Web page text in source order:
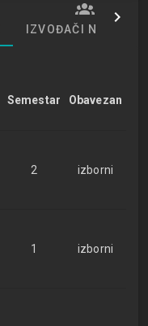
IZVOĐAČI NASTAVE
Semestar Obavezan
2 izborni
1 izborni